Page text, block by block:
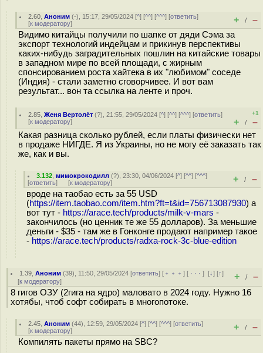
2.60 ,Аноним (-), 15:17, 29/05/2024 [^] [^^] [^^^] [ответить]
[к модератору] + / –
Видимо китайцы получили по шапке от дяди Сэма за
экспорт технологий индейцам и прикинув перспективы
каких-нибудь заградительных пошлин на китайские товары
в западном мире по всей площади, с жирным
спонсированием роста хайтека в их "любимом" соседе
(Индия) - стали заметно сговорчивее. И вот вам
результат... вон та ссылка на ленте и проч.
2.85 ,Женя Вертолёт (?), 21:55, 29/05/2024 [^] [^^] [^^^] [ответить]
[к модератору]
+1
+ / –
Какая разница сколько рублей, если платы физически нет
в продаже НИГДЕ. Я из Украины, но не могу её заказать так
же, как и вы.
3.132 ,мимокрокодилл (?), 23:30, 04/06/2024 [^] [^^] [^^^]
[ответить] [к модератору] + / –
вроде на таобао есть за 55 USD
(https://item.taobao.com/item.htm?ft=t&id=756713087930) а
вот тут - https://arace.tech/products/milk-v-mars -
закончилось (но ценник те же 55 долларов). За меньшие
деньги - $35 - там же в Гонконге продают например такое
- https://arace.tech/products/radxa-rock-3c-blue-edition
1.39 ,Аноним (39), 11:50, 29/05/2024 [ответить] [ ﹢﹢﹢] [ · · ·][↓] [↑]
[к модератору] + / –
8 гигов ОЗУ (2гига на ядро) маловато в 2024 году. Нужно 16
хотябы, чтоб софт собирать в многопотоке.
2.45 ,Аноним (44), 12:59, 29/05/2024 [^] [^^] [^^^] [ответить]
[к модератору] + / –
Компилять пакеты прямо на SBC?